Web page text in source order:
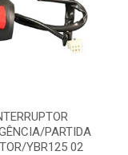
PARTIDA
YBR125 02